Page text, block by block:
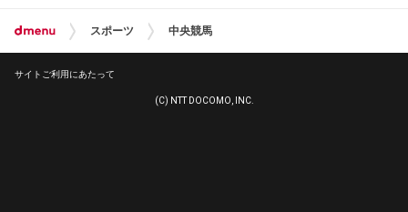
スポーツ 中央競馬
サイトご利用にあたって
(C) NTT DOCOMO, INC.